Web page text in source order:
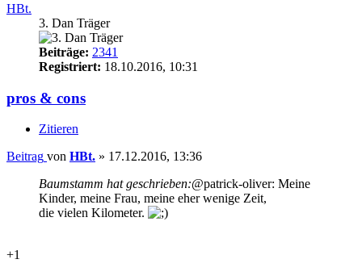
HBt.
3. Dan Träger
Beiträge: 2341
Registriert: 18.10.2016, 10:31
pros & cons
Zitieren
Beitrag von HBt. » 17.12.2016, 13:36
Baumstamm hat geschrieben:@patrick-oliver: Meine
Kinder, meine Frau, meine eher wenige Zeit,
die vielen Kilometer.
+1